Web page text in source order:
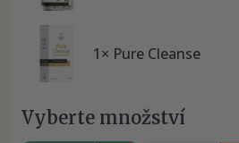
1× Pure Cleanse
Vyberte množství